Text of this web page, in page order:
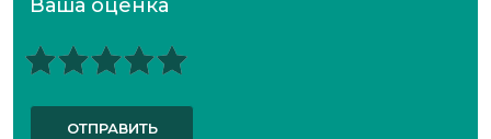
Ваша оценка
ОТПРАВИТЬ